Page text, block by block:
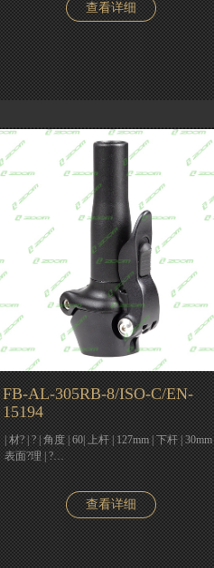
查看详细
FB-AL-305RB-8/ISO-C/EN-
15194
| 材? | ? | 角度 | 60| 上杆 | 127mm | 下杆 | 30mm
表面?理 | ?…
查看详细